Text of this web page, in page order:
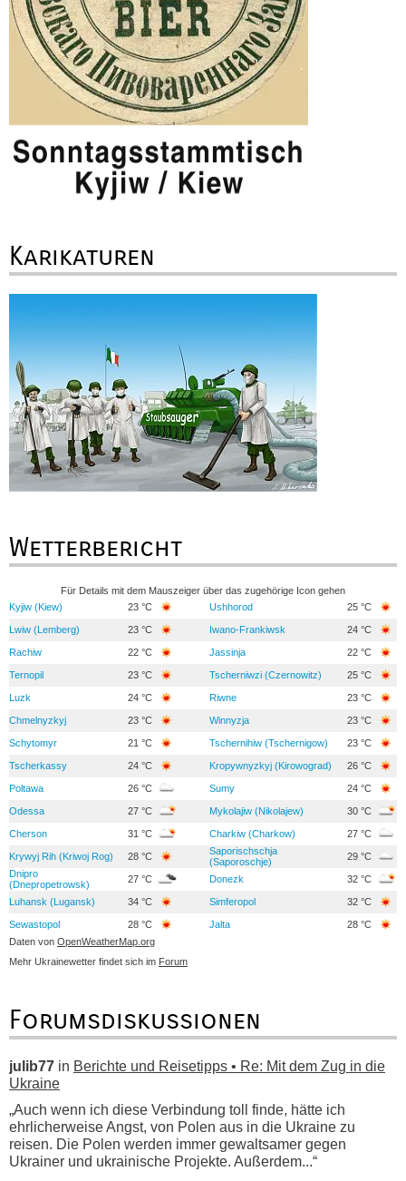
Karikaturen
Wetterbericht
Für Details mit dem Mauszeiger über das zugehörige Icon gehen
Kyjiw (Kiew)
23 °C Ushhorod 25 °C
Lwiw (Lemberg) 23 °C Iwano-Frankiwsk 24 °C
Rachiw 22 °C Jassinja 22 °C
Ternopil 23 °C Tscherniwzi (Czernowitz) 25 °C
Luzk 24 °C Riwne 23 °C
Chmelnyzkyj 23 °C Winnyzja 23 °C
Schytomyr 21 °C Tschernihiw (Tschernigow) 23 °C
Tscherkassy 24 °C Kropywnyzkyj (Kirowograd) 26 °C
Poltawa 26 °C Sumy 24 °C
Odessa 27 °C Mykolajiw (Nikolajew) 30 °C
Cherson 31 °C Charkiw (Charkow) 27 °C
Krywyj Rih (Kriwoj Rog) 28 °C
Saporischschja
(Saporoschje)
29 °C
Dnipro
(Dnepropetrowsk)
27 °C Donezk 32 °C
Luhansk (Lugansk) 34 °C Simferopol 32 °C
Sewastopol 28 °C Jalta
28 °C
Daten von OpenWeatherMap.org
Mehr Ukrainewetter findet sich im Forum
Forumsdiskussionen
julib77 in Berichte und Reisetipps • Re: Mit dem Zug in die
Ukraine
„Auch wenn ich diese Verbindung toll finde, hätte ich
ehrlicherweise Angst, von Polen aus in die Ukraine zu
reisen. Die Polen werden immer gewaltsamer gegen
Ukrainer und ukrainische Projekte. Außerdem...“